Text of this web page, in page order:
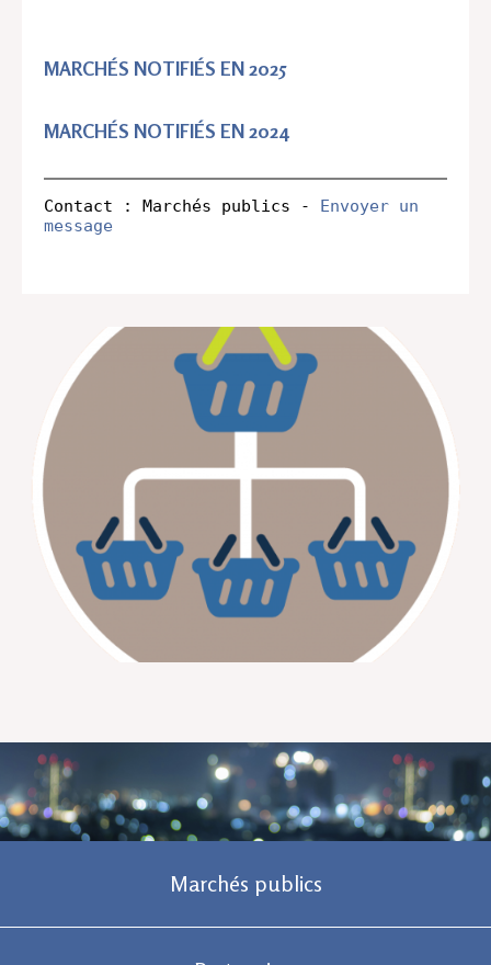
MARCHÉS NOTIFIÉS EN 2025
MARCHÉS NOTIFIÉS EN 2024
Contact : Marchés publics - Envoyer un
Marchés publics